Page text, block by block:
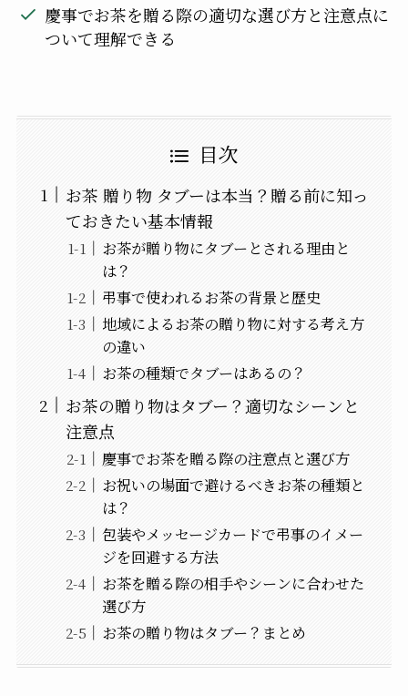
慶事でお茶を贈る際の適切な選び方と注意点に
ついて理解できる
目次
お茶 贈り物 タブーは本当？贈る前に知っ
ておきたい基本情報
お茶が贈り物にタブーとされる理由と
は？
弔事で使われるお茶の背景と歴史
地域によるお茶の贈り物に対する考え方
の違い
お茶の種類でタブーはあるの？
お茶の贈り物はタブー？適切なシーンと
注意点
慶事でお茶を贈る際の注意点と選び方
お祝いの場面で避けるべきお茶の種類と
は？
包装やメッセージカードで弔事のイメー
ジを回避する方法
お茶を贈る際の相手やシーンに合わせた
選び方
お茶の贈り物はタブー？まとめ